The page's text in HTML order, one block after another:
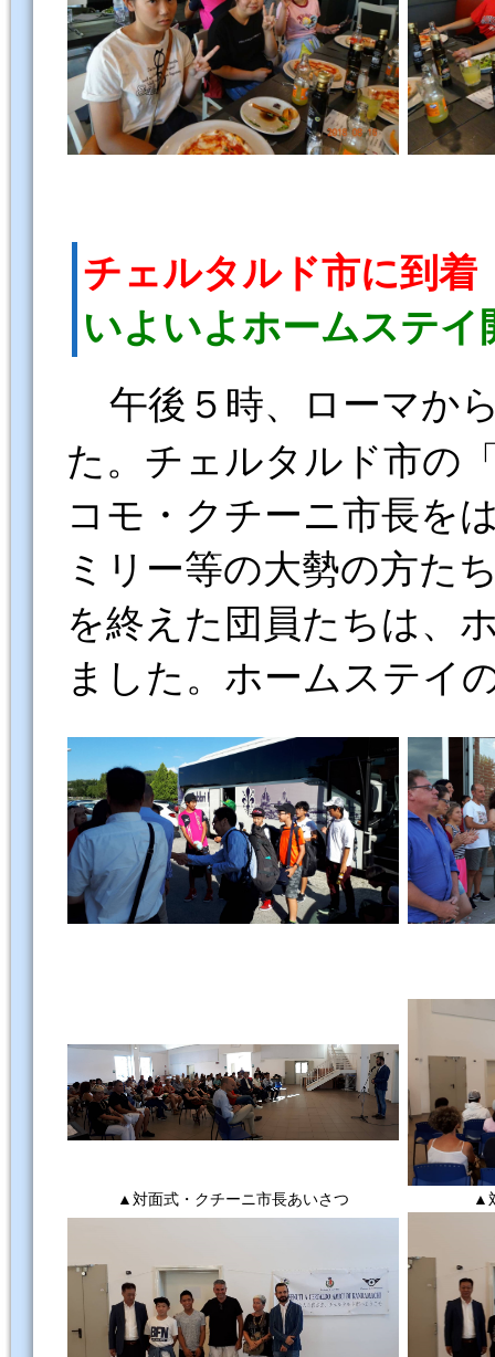
チェルタルド市に到着
いよいよホームステイ
午後５時、ローマか
た。チェルタルド市の
コモ・クチーニ市長を
ミリ ー等の大勢の方た
を終えた団員たちは、
ました。ホームステイ
▲対面式・クチーニ市長あいさつ ▲